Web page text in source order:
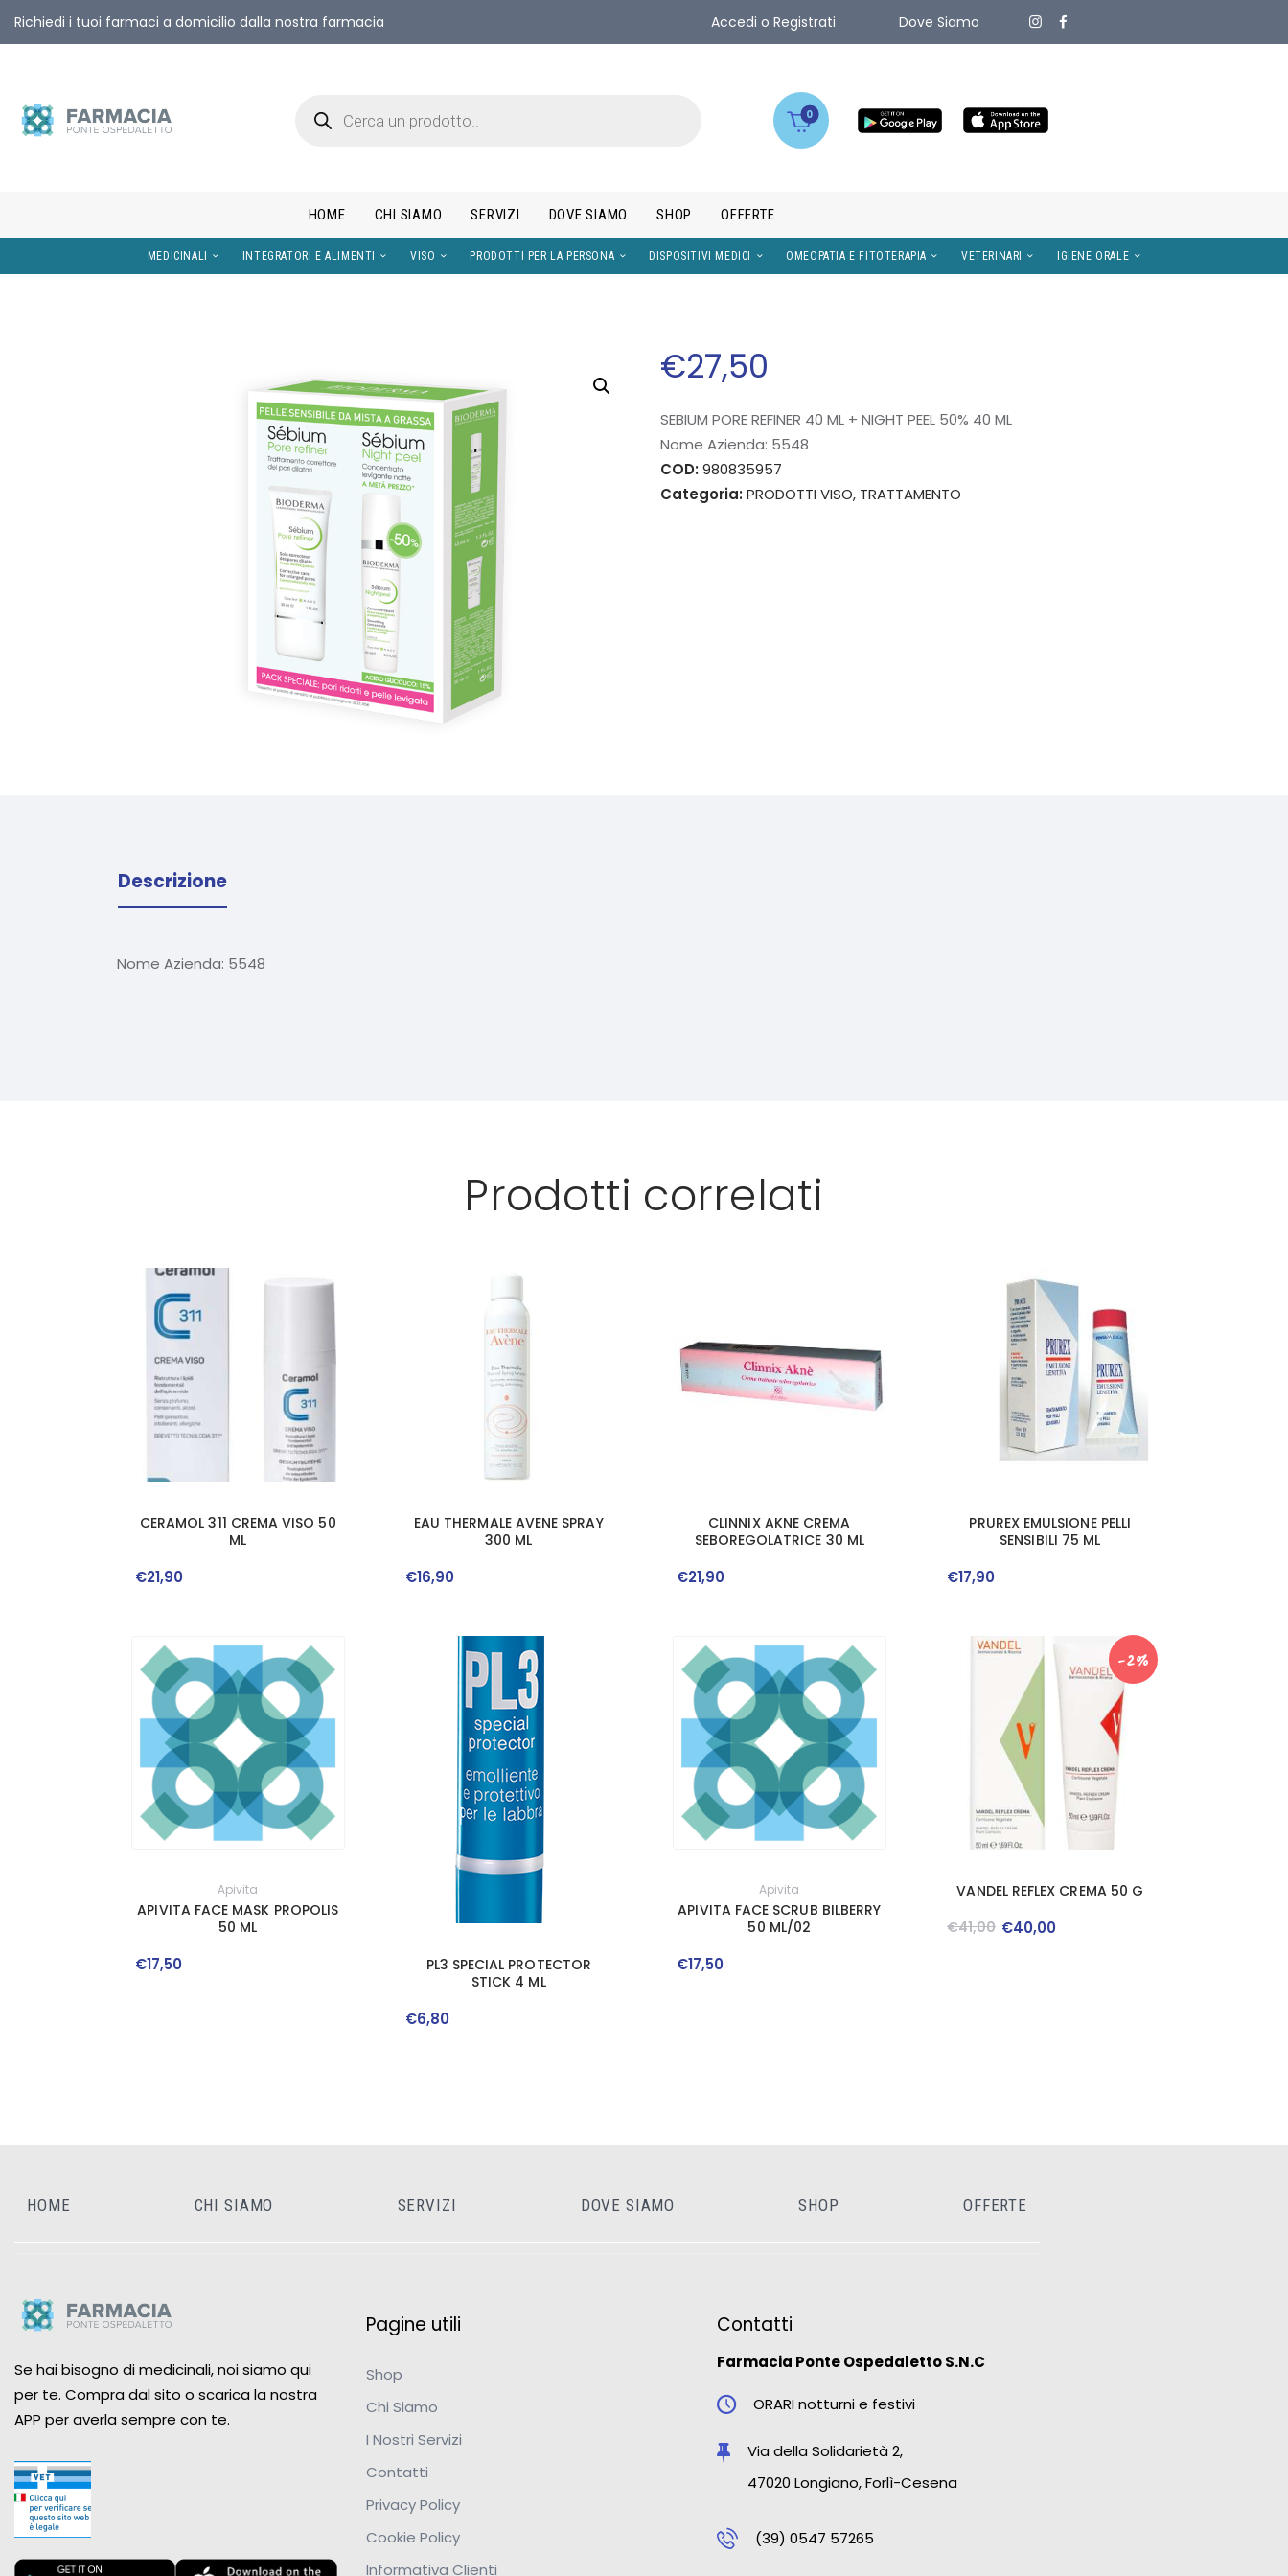
Richiedi i tuoi farmaci a domicilio dalla nostra farmacia Accedi o Registrati Dove Siamo
0
HOME CHI SIAMO SERVIZI DOVE SIAMO SHOP OFFERTE
€27,50
SEBIUM PORE REFINER 40 ML + NIGHT PEEL 50% 40 ML
Nome Azienda: 5548
COD:980835957
Categoria:PRODOTTI VISO, TRATTAMENTO
Descrizione
Nome Azienda: 5548
Prodotti correlati
CERAMOL 311 CREMA VISO 50
ML
€21,90
EAU THERMALE AVENE SPRAY
300 ML
€16,90
CLINNIX AKNE CREMA
SEBOREGOLATRICE 30 ML
€21,90
PRUREX EMULSIONE PELLI
SENSIBILI 75 ML
€17,90
Apivita
APIVITA FACE MASK PROPOLIS
50 ML
€17,50
PL3 SPECIAL PROTECTOR
STICK 4 ML
€6,80
Apivita
APIVITA FACE SCRUB BILBERRY
50 ML/02
€17,50
-2%
VANDEL REFLEX CREMA 50 G
€41,00 €40,00
HOME CHI SIAMO SERVIZI DOVE SIAMO SHOP OFFERTE
Se hai bisogno di medicinali, noi siamo qui
per te. Compra dal sito o scarica la nostra
APP per averla sempre con te.
Pagine utili
Shop
Chi Siamo
I Nostri Servizi
Contatti
Privacy Policy
Cookie Policy
Informativa Clienti
Contatti
Farmacia Ponte Ospedaletto S.N.C
ORARI notturni e festivi
Via della Solidarietà 2,
47020 Longiano, Forlì-Cesena
(39) 0547 57265